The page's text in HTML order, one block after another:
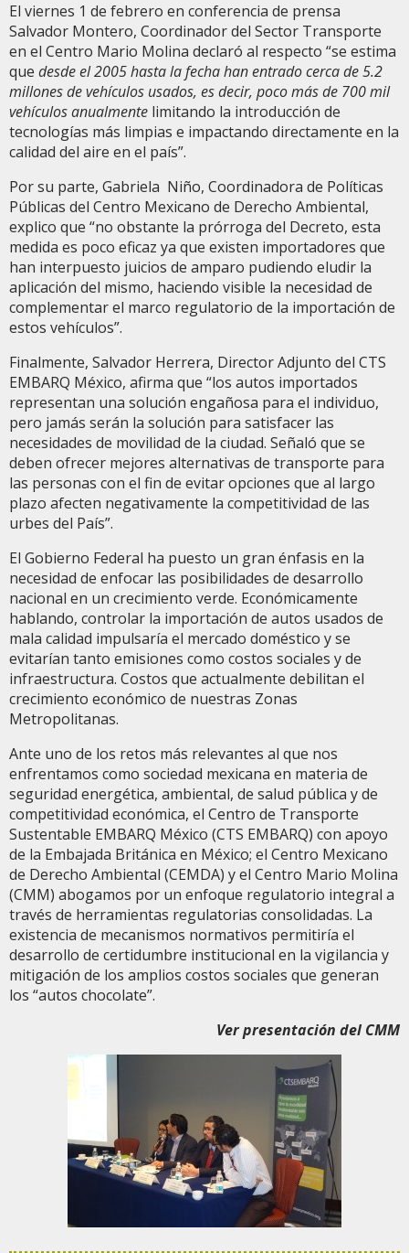
El viernes 1 de febrero en conferencia de prensa
Salvador Montero, Coordinador del Sector Transporte
en el Centro Mario Molina declaró al respecto “se estima
que desde el 2005 hasta la fecha han entrado cerca de 5.2
millones de vehículos usados, es decir, poco más de 700 mil
vehículos anualmente limitando la introducción de
tecnologías más limpias e impactando directamente en la
calidad del aire en el país”.
Por su parte, Gabriela Niño, Coordinadora de Políticas
Públicas del Centro Mexicano de Derecho Ambiental,
explico que “no obstante la prórroga del Decreto, esta
medida es poco eficaz ya que existen importadores que
han interpuesto juicios de amparo pudiendo eludir la
aplicación del mismo, haciendo visible la necesidad de
complementar el marco regulatorio de la importación de
estos vehículos”.
Finalmente, Salvador Herrera, Director Adjunto del CTS
EMBARQ México, afirma que “los autos importados
representan una solución engañosa para el individuo,
pero jamás serán la solución para satisfacer las
necesidades de movilidad de la ciudad. Señaló que se
deben ofrecer mejores alternativas de transporte para
las personas con el fin de evitar opciones que al largo
plazo afecten negativamente la competitividad de las
urbes del País”.
El Gobierno Federal ha puesto un gran énfasis en la
necesidad de enfocar las posibilidades de desarrollo
nacional en un crecimiento verde. Económicamente
hablando, controlar la importación de autos usados de
mala calidad impulsaría el mercado doméstico y se
evitarían tanto emisiones como costos sociales y de
infraestructura. Costos que actualmente debilitan el
crecimiento económico de nuestras Zonas
Metropolitanas.
Ante uno de los retos más relevantes al que nos
enfrentamos como sociedad mexicana en materia de
seguridad energética, ambiental, de salud pública y de
competitividad económica, el Centro de Transporte
Sustentable EMBARQ México (CTS EMBARQ) con apoyo
de la Embajada Británica en México; el Centro Mexicano
de Derecho Ambiental (CEMDA) y el Centro Mario Molina
(CMM) abogamos por un enfoque regulatorio integral a
través de herramientas regulatorias consolidadas. La
existencia de mecanismos normativos permitiría el
desarrollo de certidumbre institucional en la vigilancia y
mitigación de los amplios costos sociales que generan
los “autos chocolate”.
Ver presentación del CMM